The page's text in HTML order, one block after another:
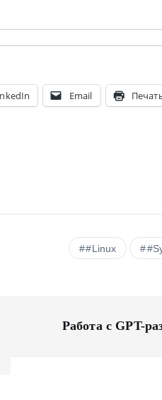
Email
#Linux
Работа с GPT-